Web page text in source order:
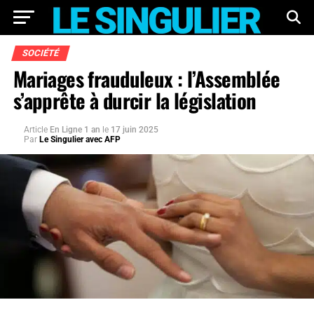
SOCIÉTÉ
Mariages frauduleux : l’Assemblée
s’apprête à durcir la législation
Article En Ligne 1 an le 17 juin 2025
Par Le Singulier avec AFP